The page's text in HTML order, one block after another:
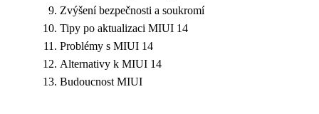
Zvýšení bezpečnosti a soukromí
Tipy po aktualizaci MIUI 14
Problémy s MIUI 14
Alternativy k MIUI 14
Budoucnost MIUI